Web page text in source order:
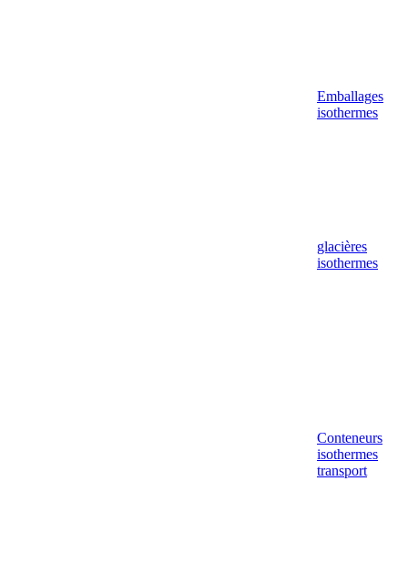
Emballages
isothermes
glacières
isothermes
Conteneurs
isothermes
transport